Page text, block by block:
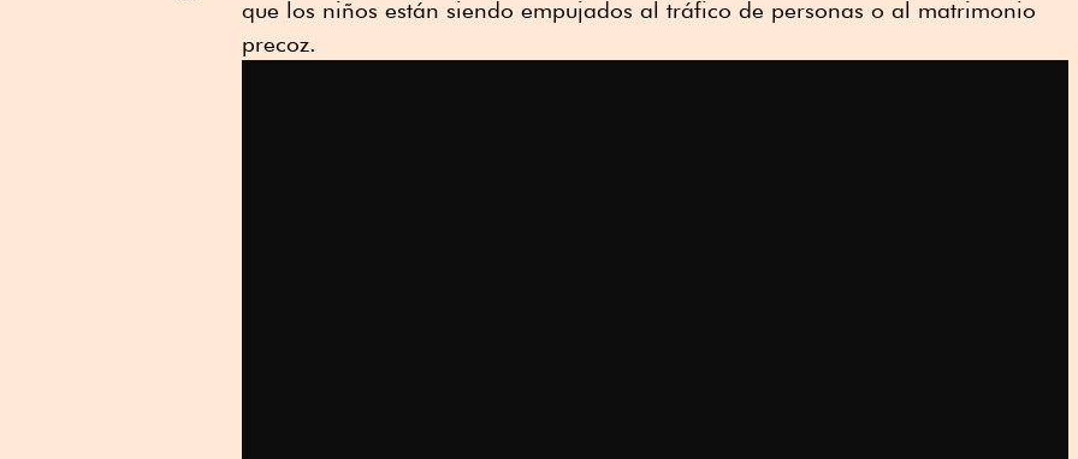
que los niños están siendo empujados al tráfico de personas o al matrimonio
precoz.